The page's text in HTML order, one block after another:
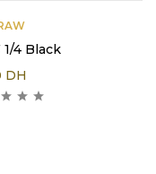
1/4 Black
DH